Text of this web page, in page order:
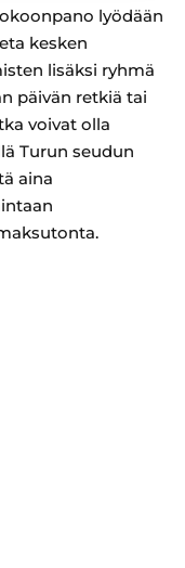
lyödään
kesken
lisäksi ryhmä
päivän retkiä tai
voivat olla
Turun seudun
aina